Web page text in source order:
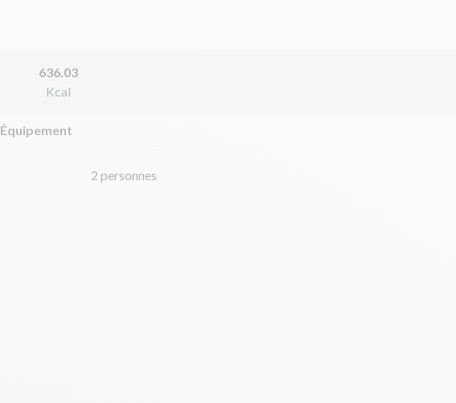
636.03
Kcal
Équipement
2 personnes